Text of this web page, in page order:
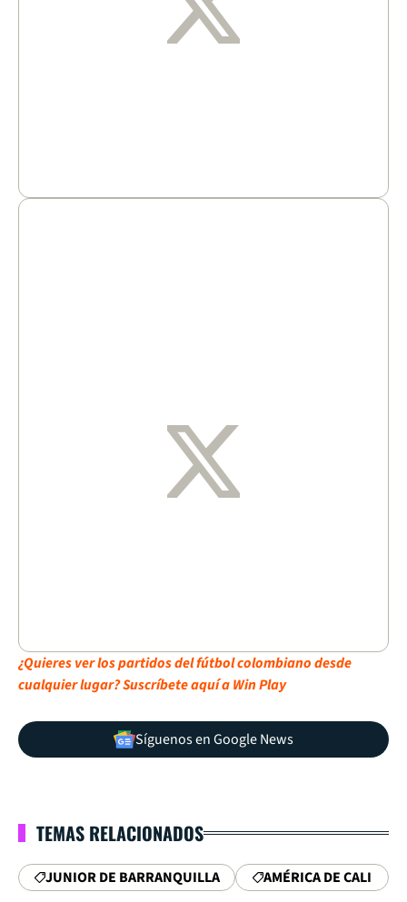
¿Quieres ver los partidos del fútbol colombiano desde
cualquier lugar? Suscríbete aquí a Win Play
Síguenos en Google News
TEMAS RELACIONADOS
JUNIOR DE BARRANQUILLA AMÉRICA DE CALI